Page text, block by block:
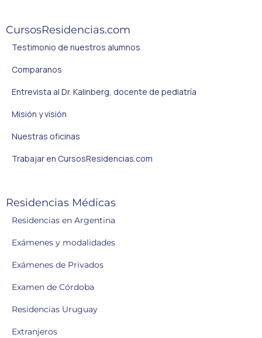
CursosResidencias.com
Testimonio de nuestros alumnos
Comparanos
Entrevista al Dr. Kalinberg, docente de pediatría
Misión y visión
Nuestras oficinas
Trabajar en CursosResidencias.com
Residencias Médicas
Residencias en Argentina
Exámenes y modalidades
Exámenes de Privados
Examen de Córdoba
Residencias Uruguay
Extranjeros